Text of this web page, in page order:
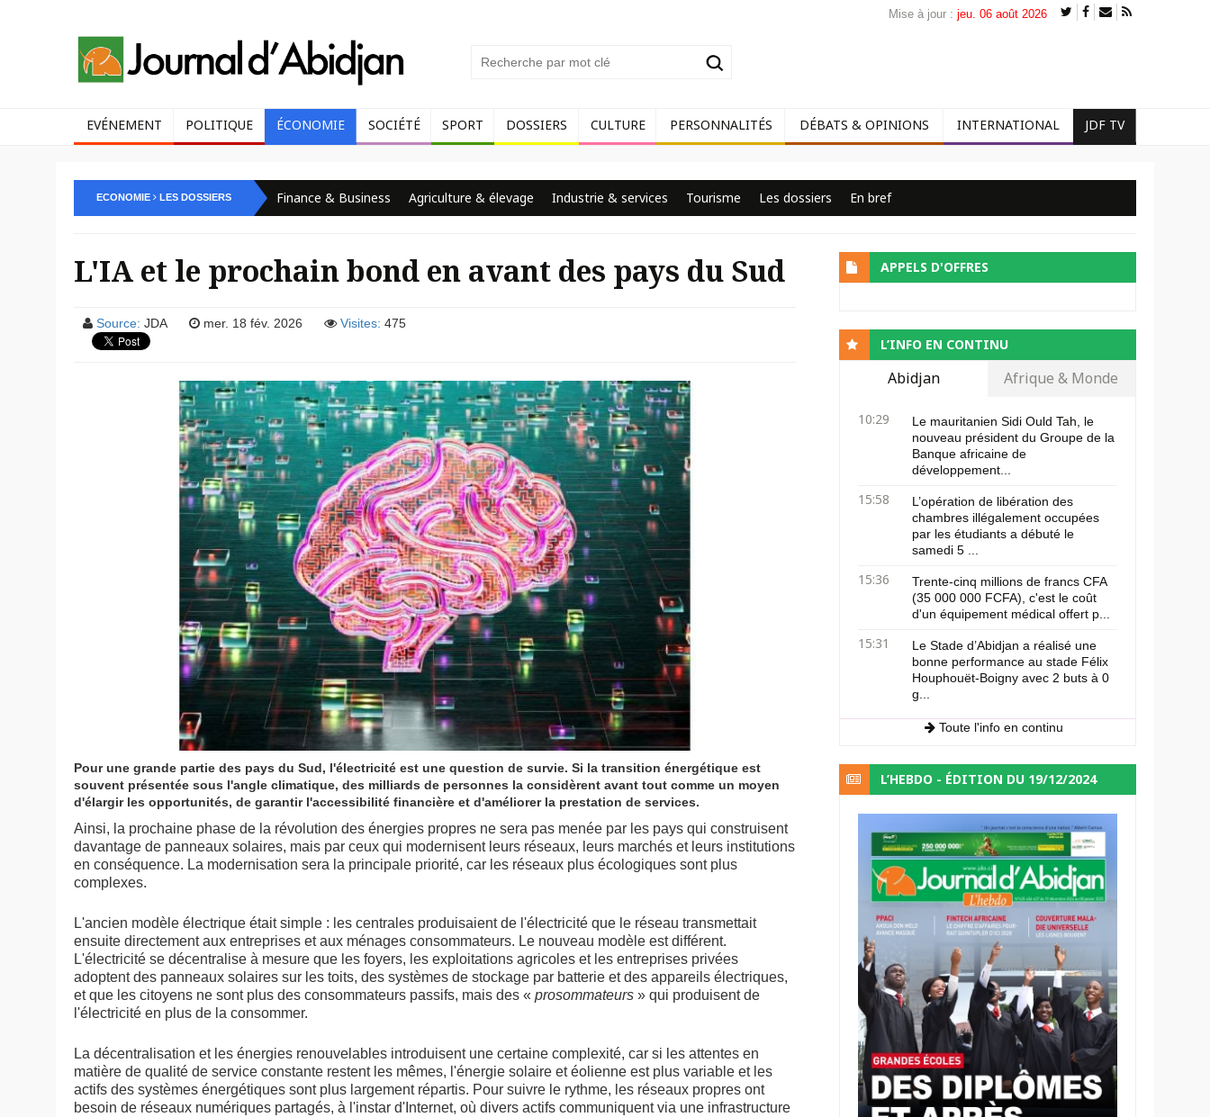
Mise à jour : jeu. 06 août 2026
EVÉNEMENT POLITIQUE ÉCONOMIE SOCIÉTÉ SPORT DOSSIERS CULTURE PERSONNALITÉS DÉBATS & OPINIONS INTERNATIONAL JDF TV
ECONOMIE LES DOSSIERS Finance & Business Agriculture & élevage Industrie & services Tourisme Les dossiers En bref
L'IA et le prochain bond en avant des pays du Sud
Source: JDA mer. 18 fév. 2026 Visites: 475
Pour une grande partie des pays du Sud, l'électricité est une question de survie. Si la transition énergétique est
souvent présentée sous l'angle climatique, des milliards de personnes la considèrent avant tout comme un moyen
d'élargir les opportunités, de garantir l'accessibilité financière et d'améliorer la prestation de services.
Ainsi, la prochaine phase de la révolution des énergies propres ne sera pas menée par les pays qui construisent
davantage de panneaux solaires, mais par ceux qui modernisent leurs réseaux, leurs marchés et leurs institutions
en conséquence. La modernisation sera la principale priorité, car les réseaux plus écologiques sont plus
complexes.
L'ancien modèle électrique était simple : les centrales produisaient de l'électricité que le réseau transmettait
ensuite directement aux entreprises et aux ménages consommateurs. Le nouveau modèle est différent.
L'électricité se décentralise à mesure que les foyers, les exploitations agricoles et les entreprises privées
adoptent des panneaux solaires sur les toits, des systèmes de stockage par batterie et des appareils électriques,
et que les citoyens ne sont plus des consommateurs passifs, mais des « prosommateurs » qui produisent de
l'électricité en plus de la consommer.
La décentralisation et les énergies renouvelables introduisent une certaine complexité, car si les attentes en
matière de qualité de service constante restent les mêmes, l'énergie solaire et éolienne est plus variable et les
actifs des systèmes énergétiques sont plus largement répartis. Pour suivre le rythme, les réseaux propres ont
besoin de réseaux numériques partagés, à l'instar d'Internet, où divers actifs communiquent via une infrastructure
APPELS D'OFFRES
L’INFO EN CONTINU
Abidjan Afrique & Monde
10:29
Le mauritanien Sidi Ould Tah, le
nouveau président du Groupe de la
Banque africaine de
développement...
15:58
L’opération de libération des
chambres illégalement occupées
par les étudiants a débuté le
samedi 5 ...
15:36
Trente-cinq millions de francs CFA
(35 000 000 FCFA), c'est le coût
d'un équipement médical offert p...
15:31
Le Stade d’Abidjan a réalisé une
bonne performance au stade Félix
Houphouët-Boigny avec 2 buts à 0
g...
Toute l'info en continu
L’HEBDO - ÉDITION DU 19/12/2024